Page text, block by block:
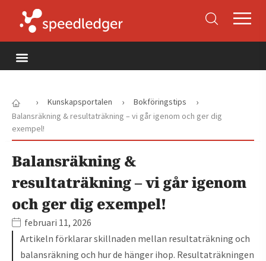
› Kunskapsportalen › Bokföringstips ›
Balansräkning & resultaträkning – vi går igenom och ger dig
exempel!
Balansräkning &
resultaträkning – vi går igenom
och ger dig exempel!
februari 11, 2026
Artikeln förklarar skillnaden mellan resultaträkning och
balansräkning och hur de hänger ihop. Resultaträkningen